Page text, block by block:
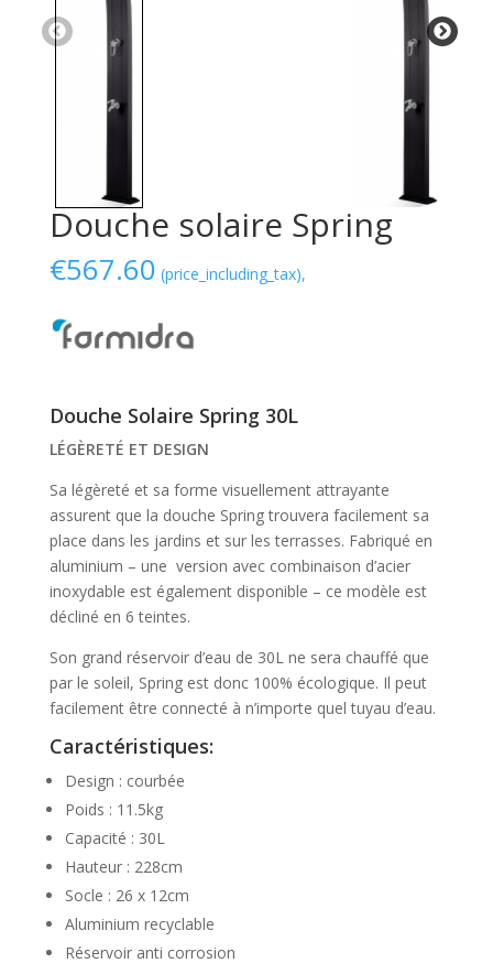
Douche solaire Spring
€567.60 (price_including_tax),
Douche Solaire Spring 30L
LÉGÈRETÉ ET DESIGN
Sa légèreté et sa forme visuellement attrayante
assurent que la douche Spring trouvera facilement sa
place dans les jardins et sur les terrasses. Fabriqué en
aluminium – une version avec combinaison d’acier
inoxydable est également disponible – ce modèle est
décliné en 6 teintes.
Son grand réservoir d’eau de 30L ne sera chauffé que
par le soleil, Spring est donc 100% écologique. Il peut
facilement être connecté à n’importe quel tuyau d’eau.
Caractéristiques:
Design : courbée
Poids : 11.5kg
Capacité : 30L
Hauteur : 228cm
Socle : 26 x 12cm
Aluminium recyclable
Réservoir anti corrosion